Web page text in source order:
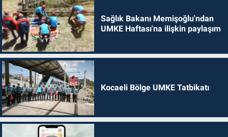
Sağlık Bakanı Memişoğlu'ndan
UMKE Haftası'na ilişkin paylaşım
Kocaeli Bölge UMKE Tatbikatı